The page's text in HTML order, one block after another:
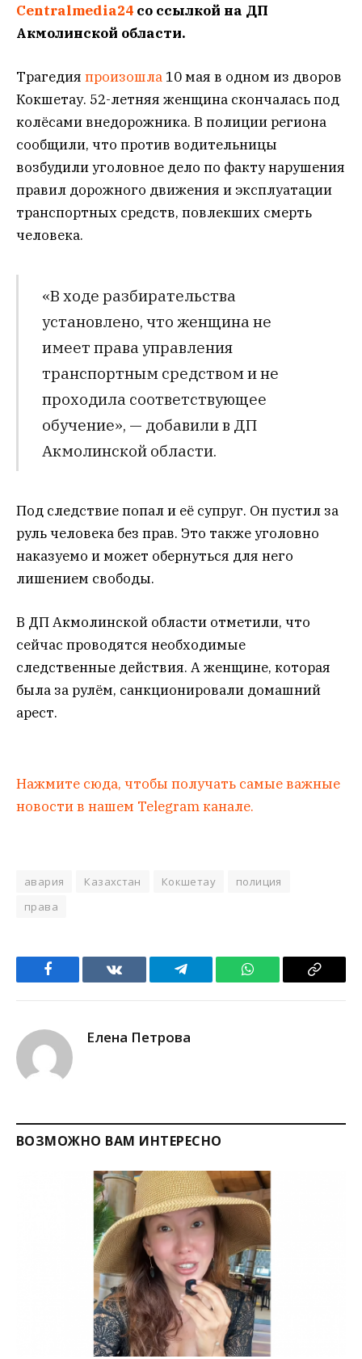
Centralmedia24 со ссылкой на ДП
Акмолинской области.
Трагедия произошла10 мая в одном из дворов
Кокшетау. 52-летняя женщина скончалась под
колёсами внедорожника. В полиции региона
сообщили, что против водительницы
возбудили уголовное дело по факту нарушения
правил дорожного движения и эксплуатации
транспортных средств, повлекших смерть
человека.
«В ходе разбирательства
установлено, что женщина не
имеет права управления
транспортным средством и не
проходила соответствующее
обучение», — добавили в ДП
Акмолинской области.
Под следствие попал и её супруг. Он пустил за
руль человека без прав. Это также уголовно
наказуемо и может обернуться для него
лишением свободы.
В ДП Акмолинской области отметили, что
сейчас проводятся необходимые
следственные действия. А женщине, которая
была за рулём, санкционировали домашний
арест.
Нажмите сюда, чтобы получать самые важные
новости в нашем Telegram канале.
авария Казахстан Кокшетау
полиция
права
Facebook VKontakteTelegram WhatsApp Copy
Елена Петрова
ВОЗМОЖНО ВАМ ИНТЕРЕСНО